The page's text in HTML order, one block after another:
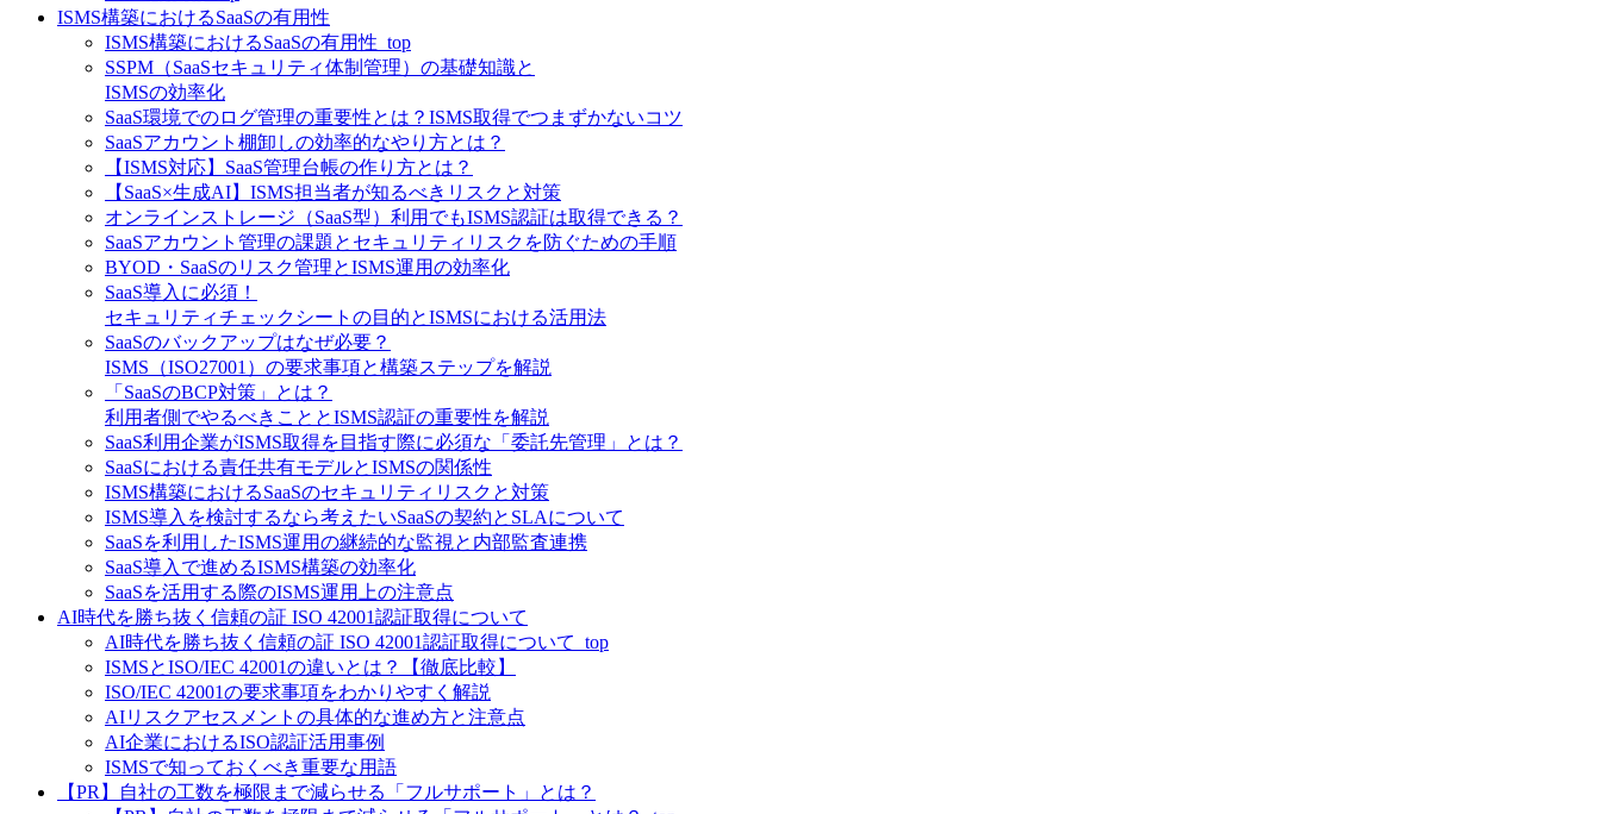
ISMS構築におけるSaaSの有用性
ISMS構築におけるSaaSの有用性_top
SSPM（SaaSセキュリティ体制管理）の基礎知識と
ISMSの効率化
SaaS環境でのログ管理の重要性とは？ISMS取得でつまずかないコツ
SaaSアカウント棚卸しの効率的なやり方とは？
【ISMS対応】SaaS管理台帳の作り方とは？
【SaaS×生成AI】ISMS担当者が知るべきリスクと対策
オンラインストレージ（SaaS型）利用でもISMS認証は取得できる？
SaaSアカウント管理の課題とセキュリティリスクを防ぐための手順
BYOD・SaaSのリスク管理とISMS運用の効率化
SaaS導入に必須！
セキュリティチェックシートの目的とISMSにおける活用法
SaaSのバックアップはなぜ必要？
ISMS（ISO27001）の要求事項と構築ステップを解説
「SaaSのBCP対策」とは？
利用者側でやるべきこととISMS認証の重要性を解説
SaaS利用企業がISMS取得を目指す際に必須な「委託先管理」とは？
SaaSにおける責任共有モデルとISMSの関係性
ISMS構築におけるSaaSのセキュリティリスクと対策
ISMS導入を検討するなら考えたいSaaSの契約とSLAについて
SaaSを利用したISMS運用の継続的な監視と内部監査連携
SaaS導入で進めるISMS構築の効率化
SaaSを活用する際のISMS運用上の注意点
AI時代を勝ち抜く信頼の証 ISO 42001認証取得について
AI時代を勝ち抜く信頼の証 ISO 42001認証取得について_top
ISMSとISO/IEC 42001の違いとは？【徹底比較】
ISO/IEC 42001の要求事項をわかりやすく解説
AIリスクアセスメントの具体的な進め方と注意点
AI企業におけるISO認証活用事例
ISMSで知っておくべき重要な用語
【PR】自社の工数を極限まで減らせる「フルサポート」とは？